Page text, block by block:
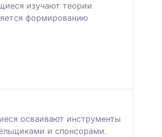
изучают теории
формированию
осваивают инструменты
и спонсорами.